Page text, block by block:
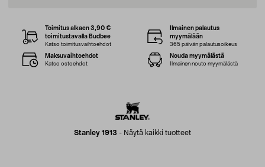
Stanley 1913 - Näytä kaikki tuotteet
Toimitus alkaen 3,90 €
toimitustavalla Budbee
Katso toimitusvaihtoehdot
Ilmainen palautus
myymälään
365 päivän palautusoikeus
Maksuvaihtoehdot
Katso ostoehdot
Nouda myymälästä
Ilmainen nouto myymälästä